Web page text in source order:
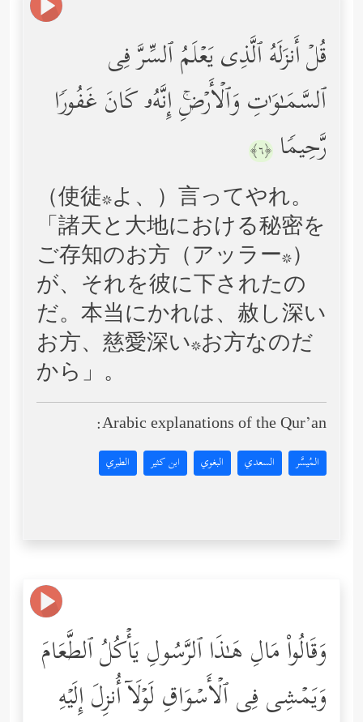
قُلۡ أَنزَلَهُ ٱلَّذِی یَعۡلَمُ ٱلسِّرَّ فِی
ٱلسَّمَـٰوَ ٰ⁠تِ وَٱلۡأَرۡضِۚ إِنَّهُۥ كَانَ غَفُورࣰا
رَّحِیمࣰا ﴿٦﴾
（使徒*よ、）言ってやれ。
「諸天と大地における秘密を
ご存知のお方（アッラー*）
が、それを彼に下されたの
だ。本当にかれは、赦し深い
お方、慈愛深い*お方なのだ
から」。
Arabic explanations of the Qur’an:
المُيسَّر السعدي البغوي ابن كثير الطبري
وَقَالُواْ مَالِ هَـٰذَا ٱلرَّسُولِ یَأۡكُلُ ٱلطَّعَامَ
وَیَمۡشِی فِی ٱلۡأَسۡوَاقِ لَوۡلَاۤ أُنزِلَ إِلَیۡهِ